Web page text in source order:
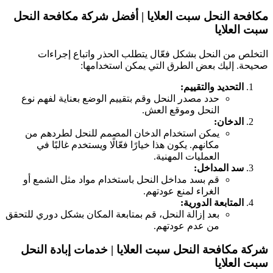
النحل سبت العلايا | أفضل شركة مكافحة النحل
العلايا
من النحل بشكل فعّال يتطلب الحذر واتباع إجراءات
إليك بعض الطرق التي يمكن استخدامها:
التحديد والتقييم:
حدد مصدر النحل وقم بتقييم الوضع بعناية لفهم نوع
النحل وموقع العش.
الدخان:
يمكن استخدام الدخان المصمم للنحل لطردهم من
مكانهم. يكون هذا خيارًا فعّالًا ويستخدم غالبًا في
العمليات المهنية.
سد المداخل:
قم بسد مداخل النحل باستخدام مواد مثل الشمع أو
الغراء لمنع عودتهم.
المتابعة الدورية:
بعد إزالة النحل، قم بمتابعة المكان بشكل دوري للتحقق
من عدم عودتهم.
مكافحة النحل سبت العلايا | خدمات إبادة النحل
العلايا